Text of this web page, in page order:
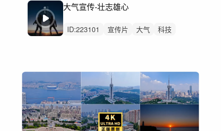
大气宣传-壮志雄心
ID:223101 宣传片 大气
科技
政府工作汇报